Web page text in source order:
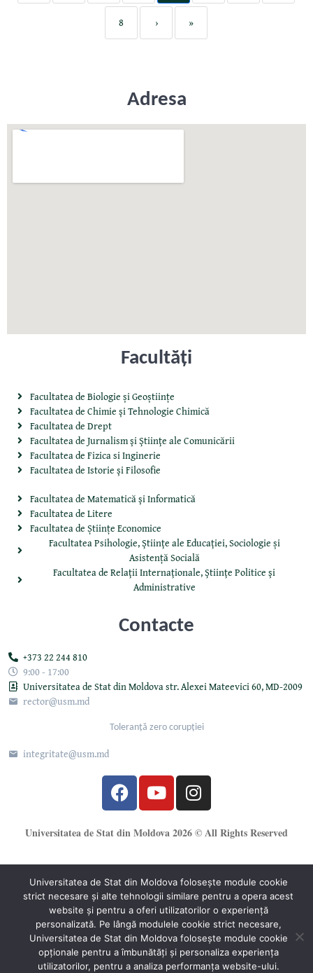
8 › »
Adresa
Facultăţi
Facultatea de Biologie și Geoștiințe
Facultatea de Chimie şi Tehnologie Chimică
Facultatea de Drept
Facultatea de Jurnalism şi Ştiinţe ale Comunicării
Facultatea de Fizica si Inginerie
Facultatea de Istorie şi Filosofie
Facultatea de Matematică şi Informatică
Facultatea de Litere
Facultatea de Științe Economice
Facultatea Psihologie, Ştiinţe ale Educaţiei, Sociologie și
Asistență Socială
Facultatea de Relaţii Internaţionale, Ştiinţe Politice şi
Administrative
Contacte
+373 22 244 810
9:00 - 17:00
Universitatea de Stat din Moldova str. Alexei Mateevici 60, MD-2009
rector@usm.md
Toleranță zero corupției
integritate@usm.md
Universitatea de Stat din Moldova 2026 © All Rights Reserved
Oficiul Programare Web al USM®
Universitatea de Stat din Moldova folosește module cookie
strict necesare și alte tehnologii similare pentru a opera acest
website și pentru a oferi utilizatorilor o experiență
personalizată. Pe lângă modulele cookie strict necesare,
Universitatea de Stat din Moldova folosește module cookie
opționale pentru a îmbunătăți și personaliza experiența
utilizatorilor, pentru a analiza performanța website-ului.